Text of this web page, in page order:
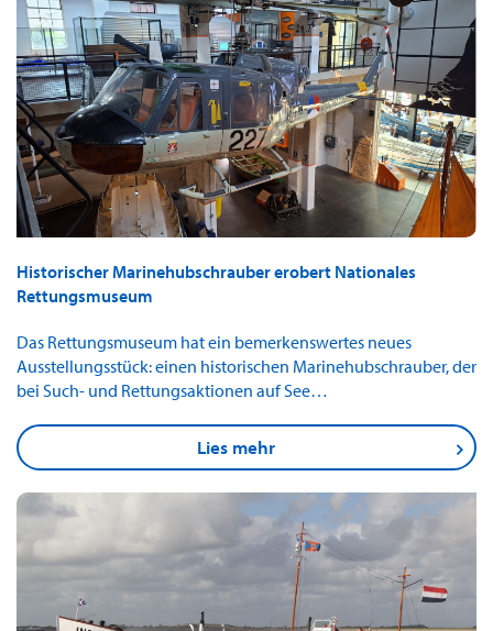
Historischer Marinehubschrauber erobert Nationales
Rettungsmuseum
Das Rettungsmuseum hat ein bemerkenswertes neues
Ausstellungsstück: einen historischen Marinehubschrauber, der
bei Such- und Rettungsaktionen auf See…
Lies mehr